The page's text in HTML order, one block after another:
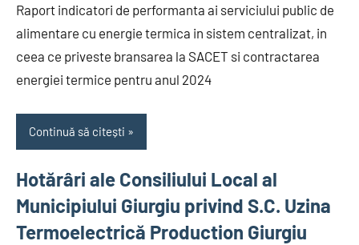
Raport indicatori de performanta ai serviciului public de
alimentare cu energie termica in sistem centralizat, in
ceea ce priveste bransarea la SACET si contractarea
energiei termice pentru anul 2024
Continuă să citești
Hotărâri ale Consiliului Local al
Municipiului Giurgiu privind S.C. Uzina
Termoelectrică Production Giurgiu